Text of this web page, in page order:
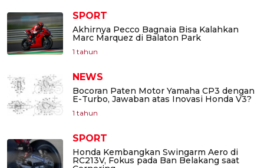
SPORT
Akhirnya Pecco Bagnaia Bisa Kalahkan
Marc Marquez di Balaton Park
1 tahun
NEWS
Bocoran Paten Motor Yamaha CP3 dengan
E-Turbo, Jawaban atas Inovasi Honda V3?
1 tahun
SPORT
Honda Kembangkan Swingarm Aero di
RC213V, Fokus pada Ban Belakang saat